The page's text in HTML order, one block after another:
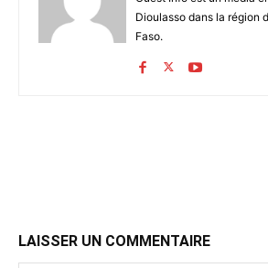
Dioulasso dans la région
Faso.
LAISSER UN COMMENTAIRE